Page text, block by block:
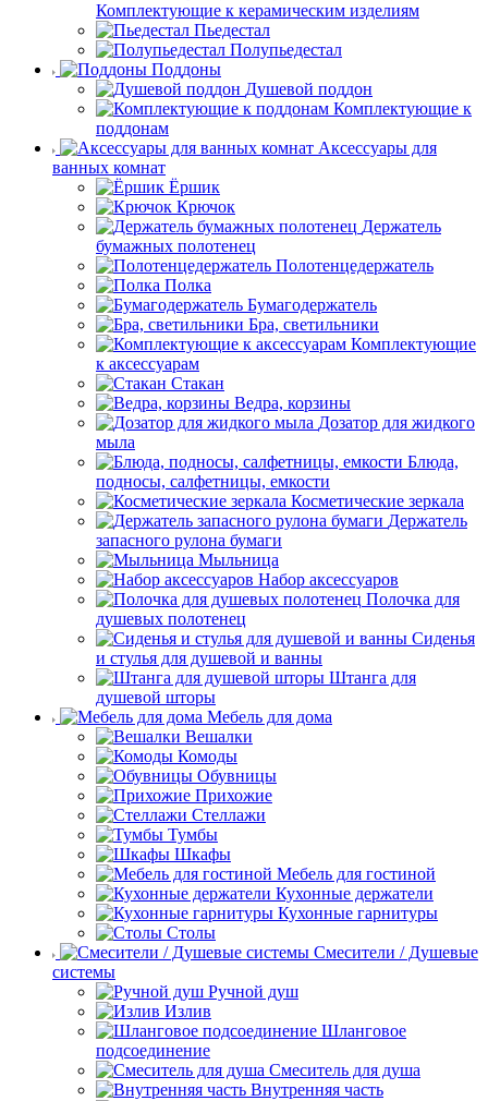
Комплектующие к керамическим изделиям
Пьедестал
Полупьедестал
Поддоны
Душевой поддон
Комплектующие к
поддонам
Аксессуары для
ванных комнат
Ёршик
Крючок
Держатель
бумажных полотенец
Полотенцедержатель
Полка
Бумагодержатель
Бра, светильники
Комплектующие
к аксессуарам
Стакан
Ведра, корзины
Дозатор для жидкого
мыла
Блюда,
подносы, салфетницы, емкости
Косметические зеркала
Держатель
запасного рулона бумаги
Мыльница
Набор аксессуаров
Полочка для
душевых полотенец
Сиденья
и стулья для душевой и ванны
Штанга для
душевой шторы
Мебель для дома
Вешалки
Комоды
Обувницы
Прихожие
Стеллажи
Тумбы
Шкафы
Мебель для гостиной
Кухонные держатели
Кухонные гарнитуры
Столы
Смесители / Душевые
системы
Ручной душ
Излив
Шланговое
подсоединение
Смеситель для душа
Внутренняя часть